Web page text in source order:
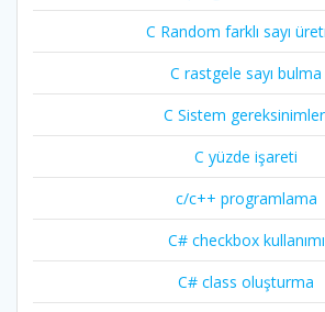
C Random farklı sayı
C rastgele sayı bulma
C Sistem
C yüzde işareti
c/c++ programlama
C# checkbox kullanımı
C# class oluşturma